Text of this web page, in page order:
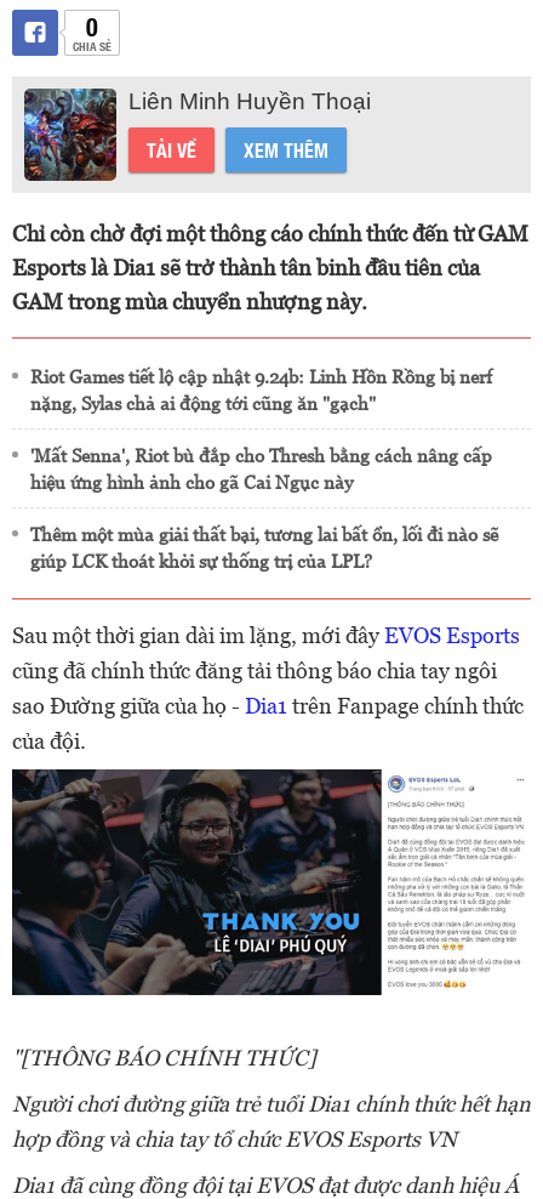
0
CHIA SẺ
Liên Minh Huyền Thoại
TẢI VỀ XEM THÊM
Chỉ còn chờ đợi một thông cáo chính thức đến từ GAM
Esports là Dia1 sẽ trở thành tân binh đầu tiên của
GAM trong mùa chuyển nhượng này.
Riot Games tiết lộ cập nhật 9.24b: Linh Hồn Rồng bị nerf
nặng, Sylas chả ai động tới cũng ăn "gạch"
'Mất Senna', Riot bù đắp cho Thresh bằng cách nâng cấp
hiệu ứng hình ảnh cho gã Cai Ngục này
Thêm một mùa giải thất bại, tương lai bất ổn, lối đi nào sẽ
giúp LCK thoát khỏi sự thống trị của LPL?
Sau một thời gian dài im lặng, mới đâyEVOS Esports
cũng đã chính thức đăng tải thông báo chia tay ngôi
sao Đường giữa của họ - Dia1 trên Fanpage chính thức
của đội.
"[THÔNG BÁO CHÍNH THỨC]
Người chơi đường giữa trẻ tuổi Dia1 chính thức hết hạn
hợp đồng và chia tay tổ chức EVOS Esports VN
Dia1 đã cùng đồng đội tại EVOS đạt được danh hiệu Á